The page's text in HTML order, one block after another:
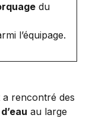
du
l’équipage.
a rencontré des
au large